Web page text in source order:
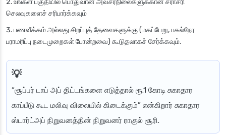
உங்கள் பகுதியில் பொதுவான அவசரநிலைகளுக்கான சராசரி
செலவுகளைச் சரிபார்க்கவும்
பணவீக்கம் அல்லது சிறப்புத் தேவைகளுக்கு (மகப்பேறு, பகல்நேர
பராமரிப்பு நடைமுறைகள் போன்றவை) கூடுதலாகச் சேர்க்கவும்.
“சூப்பர் டாப் அப் திட்டங்களை எடுத்தால் ரூ.1 கோடி சுகாதார
காப்பீடு கூட மலிவு விலையில் கிடைக்கும்” என்கிறார் சுகாதார
ஸ்டார்ட்அப் நிறுவனத்தின் நிறுவனர் ராகுல் சூரி.